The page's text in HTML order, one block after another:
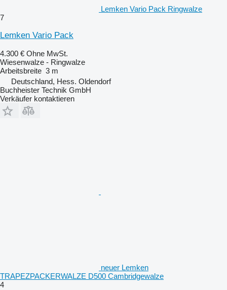
Lemken Vario Pack Ringwalze
7
Lemken Vario Pack
4.300 € Ohne MwSt.
Wiesenwalze - Ringwalze
Arbeitsbreite 3 m
Deutschland, Hess. Oldendorf
Buchheister Technik GmbH
Verkäufer kontaktieren
neuer Lemken
TRAPEZPACKERWALZE D500 Cambridgewalze
4